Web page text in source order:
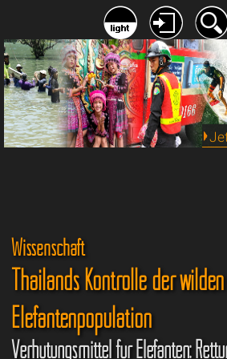
Wissenschaft
Thailands Kontrolle der wilden
Elefantenpopulation
Verhütungsmittel für Elefanten: